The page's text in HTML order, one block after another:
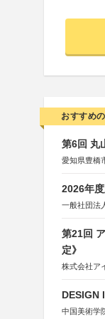
おすすめ
第6回 丸
愛知県豊橋
2026年
一般社団法
第21回
定》
株式会社ア
DESIGN
中国美術学